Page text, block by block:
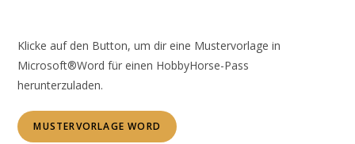
Klicke auf den Button, um dir eine Mustervorlage in
Microsoft®Word für einen HobbyHorse-Pass
herunterzuladen.
MUSTERVORLAGE WORD